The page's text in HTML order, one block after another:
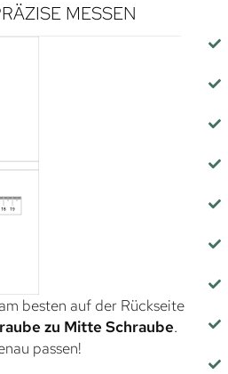
MESSEN
besten auf der Rückseite
zu Mitte Schraube.
passen!